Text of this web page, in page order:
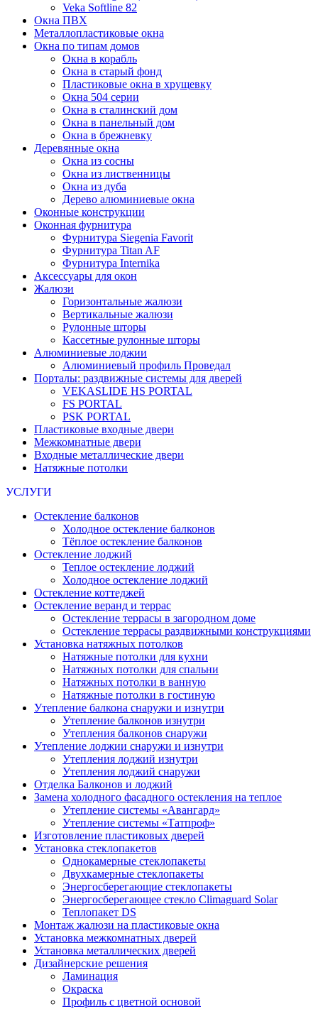
Veka Softline 82
Окна ПВХ
Металлопластиковые окна
Окна по типам домов
Окна в корабль
Окна в старый фонд
Пластиковые окна в хрущевку
Окна 504 серии
Окна в сталинский дом
Окна в панельный дом
Окна в брежневку
Деревянные окна
Окна из сосны
Окна из лиственницы
Окна из дуба
Дерево алюминиевые окна
Оконные конструкции
Оконная фурнитура
Фурнитура Siegenia Favorit
Фурнитура Titan AF
Фурнитура Internika
Аксессуары для окон
Жалюзи
Горизонтальные жалюзи
Вертикальные жалюзи
Рулонные шторы
Кассетные рулонные шторы
Алюминиевые лоджии
Алюминиевый профиль Проведал
Порталы: раздвижные системы для дверей
VEKASLIDE HS PORTAL
FS PORTAL
PSK PORTAL
Пластиковые входные двери
Межкомнатные двери
Входные металлические двери
Натяжные потолки
УСЛУГИ
Остекление балконов
Холодное остекление балконов
Тёплое остекление балконов
Остекление лоджий
Теплое остекление лоджий
Холодное остекление лоджий
Остекление коттеджей
Остекление веранд и террас
Остекление террасы в загородном доме
Остекление террасы раздвижными конструкциями
Установка натяжных потолков
Натяжные потолки для кухни
Натяжных потолки для спальни
Натяжных потолки в ванную
Натяжные потолки в гостиную
Утепление балкона снаружи и изнутри
Утепление балконов изнутри
Утепления балконов снаружи
Утепление лоджии снаружи и изнутри
Утепления лоджий изнутри
Утепления лоджий снаружи
Отделка Балконов и лоджий
Замена холодного фасадного остекления на теплое
Утепление системы «Авангард»
Утепление системы «Татпроф»
Изготовление пластиковых дверей
Установка стеклопакетов
Однокамерные стеклопакеты
Двухкамерные стеклопакеты
Энергосберегающие стеклопакеты
Энергосберегающее стекло Climaguard Solar
Теплопакет DS
Монтаж жалюзи на пластиковые окна
Установка межкомнатных дверей
Установка металлических дверей
Дизайнерские решения
Ламинация
Окраска
Профиль с цветной основой